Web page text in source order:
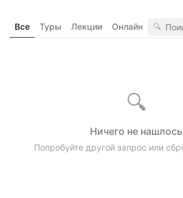
Все Туры Лекции Онлайн 🔍
🔍
Ничего не нашлось
Попробуйте другой запрос или